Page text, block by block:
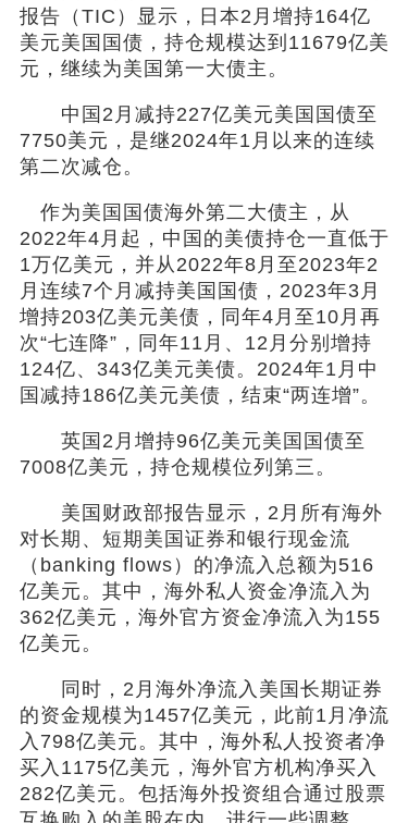
旅游
娱乐
报告（TIC）显示，日本2月增持164亿
美元美国国债，持仓规模达到11679亿美
元，继续为美国第一大债主。
中国2月减持227亿美元美国国债至
7750美元，是继2024年1月以来的连续
第二次减仓。
作为美国国债海外第二大债主，从
2022年4月起，中国的美债持仓一直低于
1万亿美元，并从2022年8月至2023年2
月连续7个月减持美国国债，2023年3月
增持203亿美元美债，同年4月至10月再
次“七连降”，同年11月、12月分别增持
124亿、343亿美元美债。2024年1月中
国减持186亿美元美债，结束“两连增”。
英国2月增持96亿美元美国国债至
7008亿美元，持仓规模位列第三。
美国财政部报告显示，2月所有海外
对长期、短期美国证券和银行现金流
（banking flows）的净流入总额为516
亿美元。其中，海外私人资金净流入为
362亿美元，海外官方资金净流入为155
亿美元。
同时，2月海外净流入美国长期证券
的资金规模为1457亿美元，此前1月净流
入798亿美元。其中，海外私人投资者净
买入1175亿美元，海外官方机构净买入
282亿美元。包括海外投资组合通过股票